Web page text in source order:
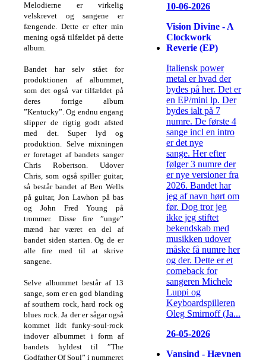
Melodierne er virkelig
velskrevet og sangene er
fængende. Dette er efter min
mening også tilfældet på dette
album.
Bandet har selv stået for
produktionen af albummet,
som det også var tilfældet på
deres forrige album
”Kentucky”. Og endnu engang
slipper de rigtig godt afsted
med det. Super lyd og
produktion. Selve mixningen
er foretaget af bandets sanger
Chris Robertson. Udover
Chris, som også spiller guitar,
så består bandet af Ben Wells
på guitar, Jon Lawhon på bas
og John Fred Young på
trommer. Disse fire ”unge”
mænd har været en del af
bandet siden starten. Og de er
alle fire med til at skrive
sangene.
Selve albummet består af 13
sange, som er en god blanding
af southern rock, hard rock og
blues rock. Ja der er sågar også
kommet lidt funky-soul-rock
indover albummet i form af
bandets hyldest til ”The
Godfather Of Soul” i nummeret
10-06-2026
Vision Divine - A
Clockwork
Reverie (EP)
Italiensk power
metal er hvad der
bydes på her. Det er
en EP/mini lp. Der
bydes ialt på 7
numre. De første 4
sange incl en intro
er det nye
sange. Her efter
følger 3 numre der
er nye versioner fra
2026. Bandet har
jeg af navn hørt om
før. Dog tror jeg
ikke jeg stiftet
bekendskab med
musikken udover
måske få numre her
og der. Dette er et
comeback for
sangeren Michele
Luppi og
Keyboardspilleren
Oleg Smirnoff (Ja...
26-05-2026
Vansind - Hævnen